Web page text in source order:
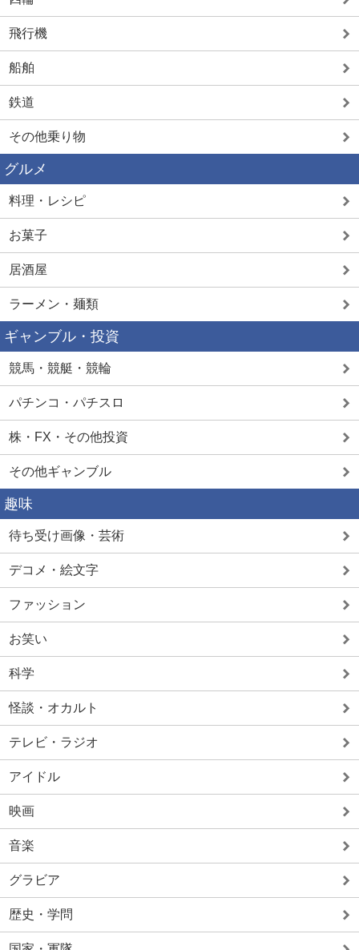
飛行機
船舶
鉄道
その他乗り物
グルメ
料理・レシピ
お菓子
居酒屋
ラーメン・麺類
ギャンブル・投資
競馬・競艇・競輪
パチンコ・パチスロ
株・FX・その他投資
その他ギャンブル
趣味
待ち受け画像・芸術
デコメ・絵文字
ファッション
お笑い
科学
怪談・オカルト
テレビ・ラジオ
アイドル
映画
音楽
グラビア
歴史・学問